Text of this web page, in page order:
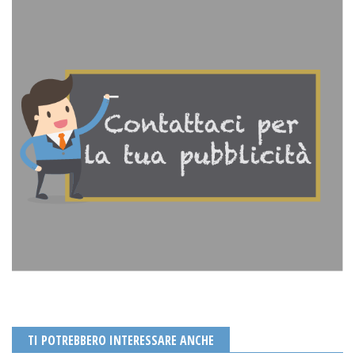
TI POTREBBERO INTERESSARE ANCHE